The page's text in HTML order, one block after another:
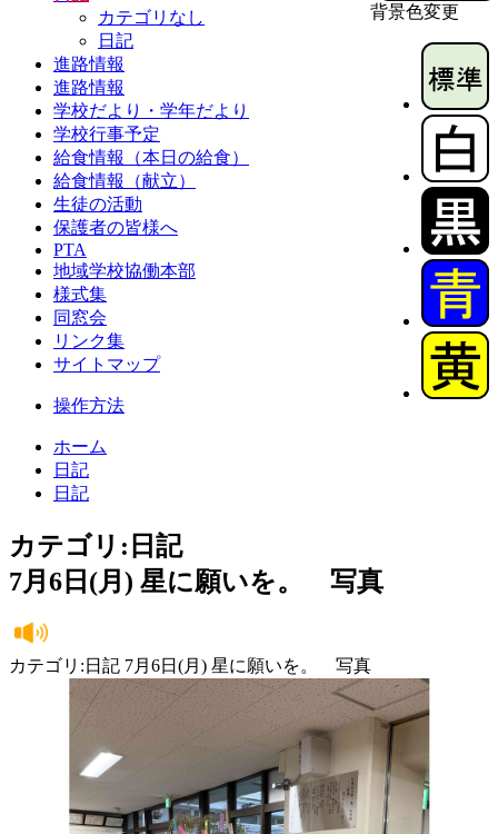
背景色変更
カテゴリなし
日記
進路情報
進路情報
学校だより・学年だより
学校行事予定
給食情報（本日の給食）
給食情報（献立）
生徒の活動
保護者の皆様へ
PTA
地域学校協働本部
様式集
同窓会
リンク集
サイトマップ
操作方法
ホーム
日記
日記
カテゴリ:日記
7月6日(月) 星に願いを。 写真
カテゴリ:日記 7月6日(月) 星に願いを。 写真